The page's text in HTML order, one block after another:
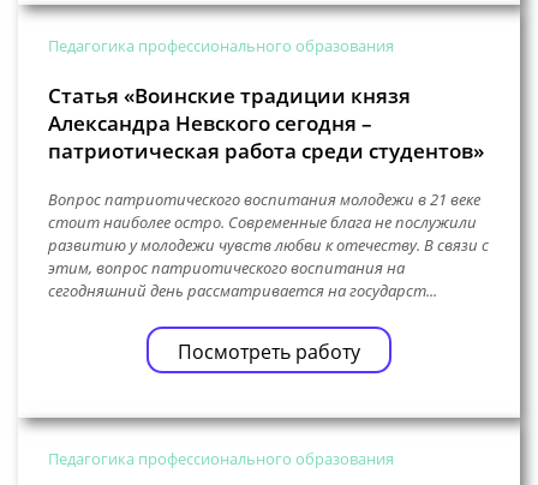
Педагогика профессионального образования
Статья «Воинские традиции князя
Александра Невского сегодня –
патриотическая работа среди студентов»
Вопрос патриотического воспитания молодежи в 21 веке
стоит наиболее остро. Современные блага не послужили
развитию у молодежи чувств любви к отечеству. В связи с
этим, вопрос патриотического воспитания на
сегодняшний день рассматривается на государст...
Посмотреть работу
Педагогика профессионального образования